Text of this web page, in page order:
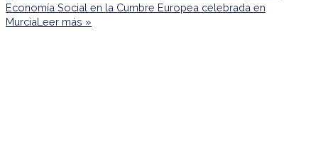
Economía Social en la Cumbre Europea celebrada en
MurciaLeer más »